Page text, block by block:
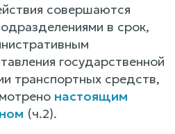
совершаются
в срок,
государственной
транспортных средств,
настоящим
(ч.2).